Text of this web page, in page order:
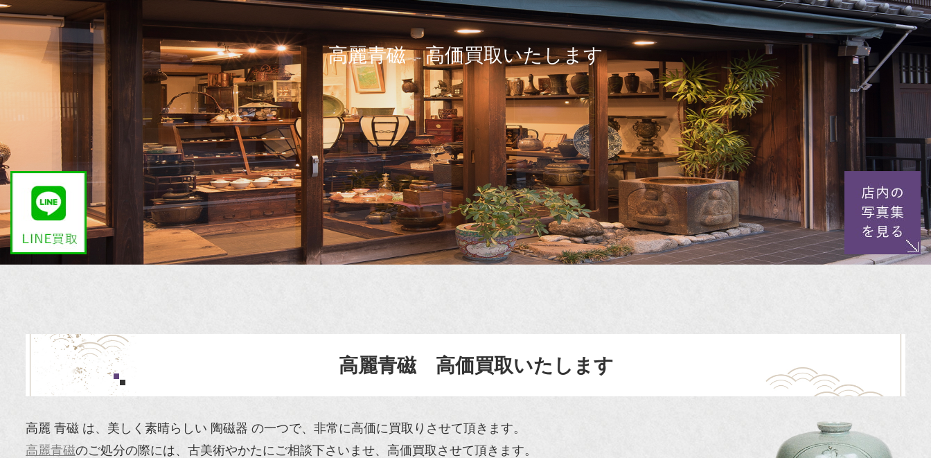
高麗青磁 高価買取いたします
高麗青磁 高価買取いたします
高麗 青磁 は、美しく素晴らしい 陶磁器 の一つで、非常に高価に買取りさせて頂きます。
高麗青磁のご処分の際には、古美術やかたにご相談下さいませ、高価買取させて頂きます。